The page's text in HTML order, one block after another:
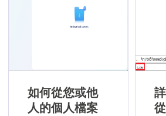
如何從您或他
人的個人檔案